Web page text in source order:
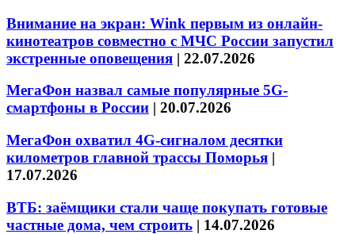
Внимание на экран: Wink первым из онлайн-
кинотеатров совместно с МЧС России запустил
экстренные оповещения | 22.07.2026
МегаФон назвал самые популярные 5G-
смартфоны в России | 20.07.2026
МегаФон охватил 4G-сигналом десятки
километров главной трассы Поморья |
17.07.2026
ВТБ: заёмщики стали чаще покупать готовые
частные дома, чем строить | 14.07.2026